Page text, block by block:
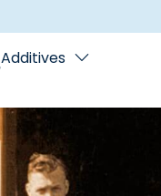
Additives